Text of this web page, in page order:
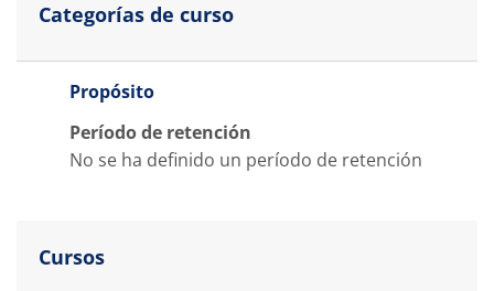
Categorías de curso
Propósito
Período de retención
No se ha definido un período de retención
Cursos